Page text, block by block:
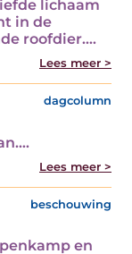
lichaam
in de
roofdier.…
Lees meer >
dagcolumn
Lees meer >
beschouwing
en